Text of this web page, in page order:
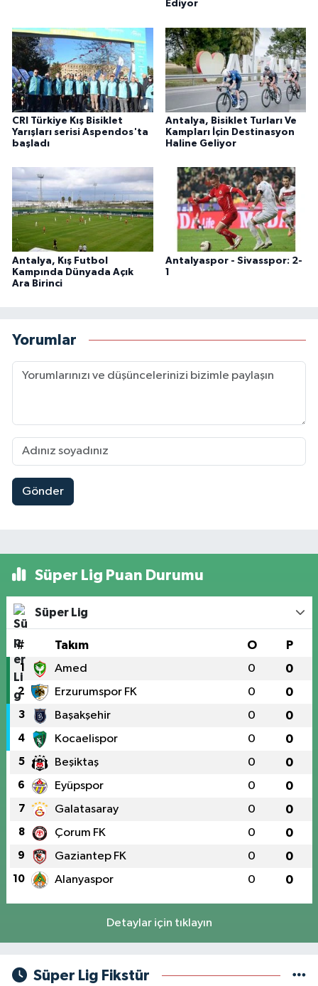
Ediyor
CRI Türkiye Kış Bisiklet
Yarışları serisi Aspendos'ta
başladı
Antalya, Bisiklet Turları Ve
Kampları İçin Destinasyon
Haline Geliyor
Antalya, Kış Futbol
Kampında Dünyada Açık
Ara Birinci
Antalyaspor - Sivasspor: 2-
1
Yorumlar
Gönder
Süper Lig Puan Durumu
Süper Lig
# Takım O P
1 Amed 0 0
2 Erzurumspor FK 0 0
3 Başakşehir 0 0
4 Kocaelispor 0 0
5 Beşiktaş 0 0
6 Eyüpspor 0 0
7 Galatasaray 0 0
8 Çorum FK 0 0
9 Gaziantep FK 0 0
10 Alanyaspor 0 0
Detaylar için tıklayın
Süper Lig Fikstür